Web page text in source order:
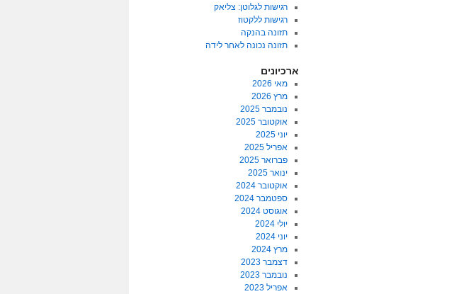
רגישות לגלוטן: צליאק
רגישות ללקטוז
תזונה בהנקה
תזונה נכונה לאחר לידה
ארכיונים
מאי 2026
מרץ 2026
נובמבר 2025
אוקטובר 2025
יוני 2025
אפריל 2025
פברואר 2025
ינואר 2025
אוקטובר 2024
ספטמבר 2024
אוגוסט 2024
יולי 2024
יוני 2024
מרץ 2024
דצמבר 2023
נובמבר 2023
אפריל 2023